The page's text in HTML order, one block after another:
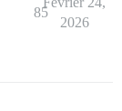
85
2026